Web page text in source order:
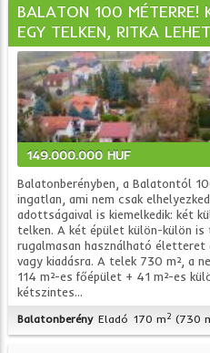
BALATON 100 MÉTERRE!
EGY TELKEN, RITKA
149.000.000 HUF
Balatonberényben, a Balatontól
ingatlan, ami nem csak
adottságaival is kiemelkedik: két
telken. A két épület külön-külön
rugalmasan használható életteret
vagy kiadásra. A telek 730 m², a
114 m²-es főépület + 41 m²-es
kétszintes...
Balatonberény Eladó 170 m2 (730